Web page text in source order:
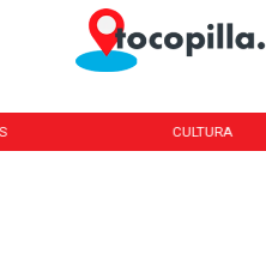
CULTURA